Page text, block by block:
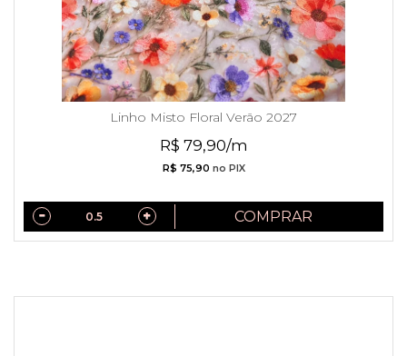
Linho Misto Floral Verão 2027
R$ 79,90/m
R$ 75,90 no PIX
COMPRAR